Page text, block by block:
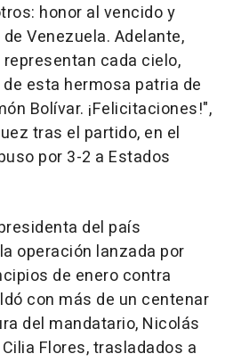
honor al vencido y
Venezuela. Adelante,
cada cielo,
esta hermosa patria de
Bolívar. ¡Felicitaciones!",
tras el partido, en el
por 3-2 a Estados
del país
operación lanzada por
de enero contra
con más de un centenar
del mandatario, Nicolás
Flores, trasladados a